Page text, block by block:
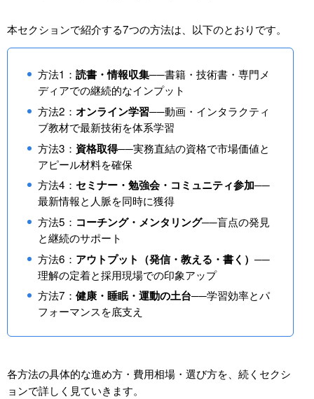
本セクションで紹介する7つの方法は、以下のとおりです。
方法1：読書・情報収集──書籍・技術書・専門メ
ディアでの継続的なインプット
方法2：オンライン学習──動画・インタラクティ
ブ教材で最新技術を体系学習
方法3： 資格取得──実務直結の資格で市場価値と
アピール材料を確保
方法4： セミナー・勉強会・コミュニティ参加──
最新情報と人脈を同時に獲得
方法5： コーチング・メンタリング──盲点の発見
と継続のサポート
方法6： アウトプット（発信・教える・書く）──
理解の定着と採用現場での印象アップ
方法7：健康・睡眠・運動の土台──学習効率とパ
フォーマンスを底支え
各方法の具体的な進め方・費用相場・選び方を、続くセクシ
ョンで詳しく見ていきます。